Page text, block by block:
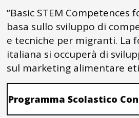
“Basic STEM Competences
basa sullo sviluppo di
e tecniche per migranti. La
italiana si occuperà di
sul marketing alimentare
Programma Scolastico